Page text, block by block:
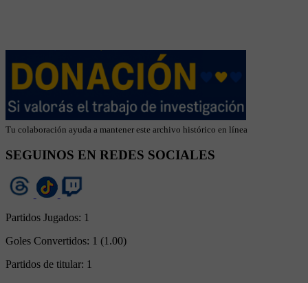
Tu colaboración ayuda a mantener este archivo histórico en línea
SEGUINOS EN REDES SOCIALES
Partidos Jugados: 1
Goles Convertidos: 1 (1.00)
Partidos de titular: 1